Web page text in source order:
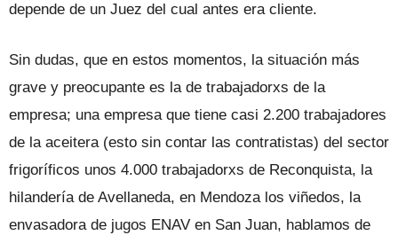
depende de un Juez del cual antes era cliente.
Sin dudas, que en estos momentos, la situación más
grave y preocupante es la de trabajadorxs de la
empresa; una empresa que tiene casi 2.200 trabajadores
de la aceitera (esto sin contar las contratistas) del sector
frigoríficos unos 4.000 trabajadorxs de Reconquista, la
hilandería de Avellaneda, en Mendoza los viñedos, la
envasadora de jugos ENAV en San Juan, hablamos de